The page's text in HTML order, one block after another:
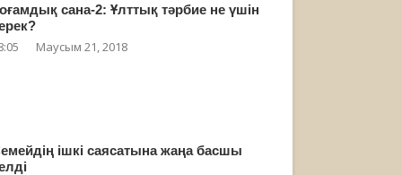
сана-2: Ұлттық тәрбие не үшін
Маусым 21, 2018
ішкі саясатына жаңа басшы